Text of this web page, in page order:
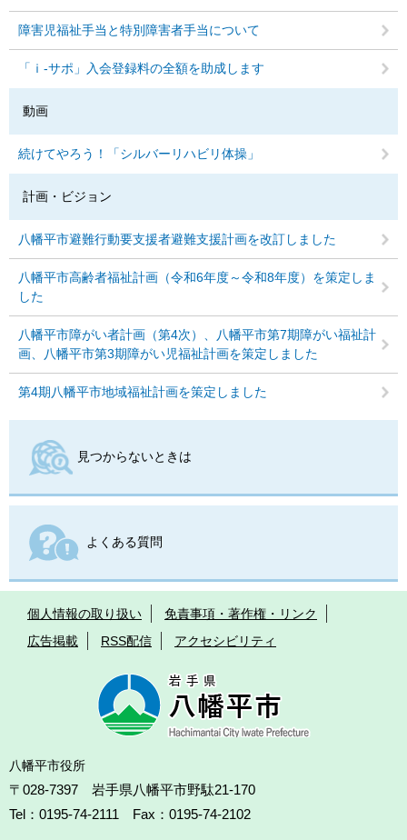
障害児福祉手当と特別障害者手当について
「ｉ-サポ」入会登録料の全額を助成します
動画
続けてやろう！「シルバーリハビリ体操」
計画・ビジョン
八幡平市避難行動要支援者避難支援計画を改訂しました
八幡平市高齢者福祉計画（令和6年度～令和8年度）を策定しま
した
八幡平市障がい者計画（第4次）、八幡平市第7期障がい福祉計
画、八幡平市第3期障がい児福祉計画を策定しました
第4期八幡平市地域福祉計画を策定しました
見つからないときは
よくある質問
個人情報の取り扱い
免責事項・著作権・リンク
広告掲載
RSS配信 アクセシビリティ
八幡平市役所
〒028-7397 岩手県八幡平市野駄21-170
Tel：0195-74-2111 Fax：0195-74-2102